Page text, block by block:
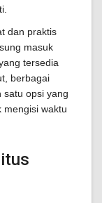
dan praktis
masuk
tersedia
berbagai
satu opsi yang
mengisi waktu